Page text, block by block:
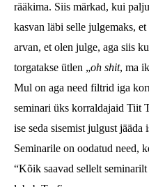
rääkima. Siis märkad, kui
kasvan läbi selle julgemaks,
arvan, et olen julge, aga siis
torgatakse ütlen „oh shit, ma
Mul on aga need filtrid iga
seminari üks korraldajaid Tiit
ise seda sisemist julgust jääda
Seminarile on oodatud need,
“Kõik saavad sellelt